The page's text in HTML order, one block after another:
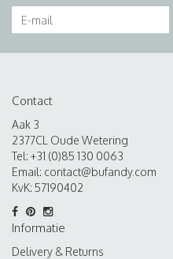
Contact
Aak 3
2377CL Oude Wetering
Tel: +31 (0)85 130 0063
Email: contact@bufandy.com
KvK: 57190402
Informatie
Delivery & Returns